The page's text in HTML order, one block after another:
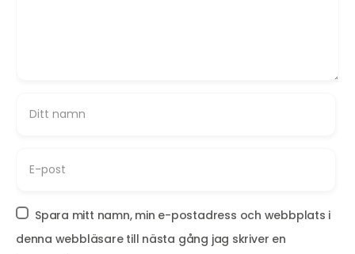
Spara mitt namn, min e-postadress och webbplats i
denna webbläsare till nästa gång jag skriver en